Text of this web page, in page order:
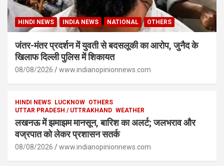
HINDI NEWS INDIA NEWS NATIONAL OTHERS
जंतर-मंतर प्रदर्शन में युवती से बदसलूकी का आरोप, जुनैद के
खिलाफ दिल्ली पुलिस में शिकायत
08/08/2026 www.indianopinionnews.com
HINDI NEWS LUCKNOW OTHERS
UTTAR PRADESH / UTTRAKHAND WEATHER
लखनऊ में झमाझम मानसून, बारिश का अलर्ट; जलभराव और
वज्रपात को लेकर प्रशासन सतर्क
08/08/2026 www.indianopinionnews.com